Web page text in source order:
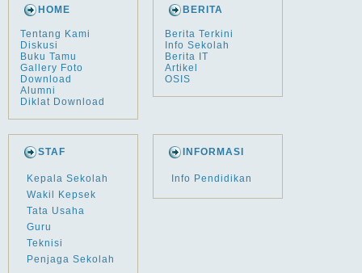
HOME
Tentang Kami
Diskusi
Buku Tamu
Gallery Foto
Download
Alumni
Diklat Download
BERITA
Berita Terkini
Info Sekolah
Berita IT
Artikel
OSIS
STAF
Kepala Sekolah
Wakil Kepsek
Tata Usaha
Guru
Teknisi
Penjaga Sekolah
INFORMASI
Info Pendidikan